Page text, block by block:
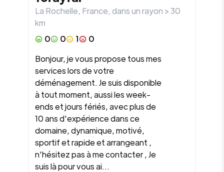
La Rochelle, France, dans un rayon >30
km
0
0 1
0
Bonjour, je vous propose tous mes
services lors de votre
déménagement. Je suis disponible
à tout moment, aussi les week-
ends et jours fériés, avec plus de
10 ans d'expérience dans ce
domaine, dynamique, motivé,
sportif et rapide et arrangeant ,
n'hésitez pas à me contacter , Je
suis là pour vous ai...